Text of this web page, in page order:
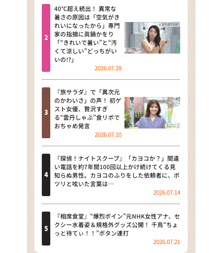
news おかえり
河合＆A.B.C-Z塚田×福井アナ
「なんでやねん！？」（news お
かえり）
DAIGOも台所 ～きょうの献立 何
にする？～
本日はダイアンなり！シーズン２
朝だ！生です旅サラダ
教えて！ニュースライブ 正義の
ミカタ
ＬＩＦＥ～夢のカタチ～
新婚さんいらっしゃい！
ポツンと一軒家
ザキ山小屋本館
40℃超え続出！ 異常な
暑さの原因は「空気がき
れいになったから」専門
家の指摘に眞鍋かをり
「“きれいで暑い”と“汚
くて涼しい”どっちがい
いの!?」
2026.07.28
『旅サラダ』で「異次元
のかわいさ」の声！ 初ゲ
スト女優、贅沢すぎ
る“雲丹しゃぶ”食リポで
おちゃめ発言
2026.07.10
『探偵！ナイトスクープ』「カヨコか？」間違
い電話を約7年間100回以上かけ続けてくる見
知らぬ男性。カヨコのふりをした依頼者に、ポ
ツリと呟いた言葉は…
2026.07.14
『相席食堂』“爆烈ボイン”元NHK女性アナ、セ
クシー水着姿＆規格外グッズ公開！ 千鳥“ちょ
っと待てぃ！！”ボタン連打
2026.07.21